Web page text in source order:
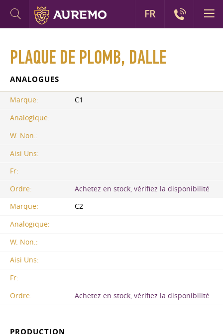
PLAQUE DE PLOMB, DALLE
ANALOGUES
Marque:
C1
Analogique:
W. Non.:
Aisi Uns:
Fr:
Ordre:
Achetez en stock, vérifiez la disponibilité
Marque:
C2
Analogique:
W. Non.:
Aisi Uns:
Fr:
Ordre:
Achetez en stock, vérifiez la disponibilité
PRODUCTION
FR